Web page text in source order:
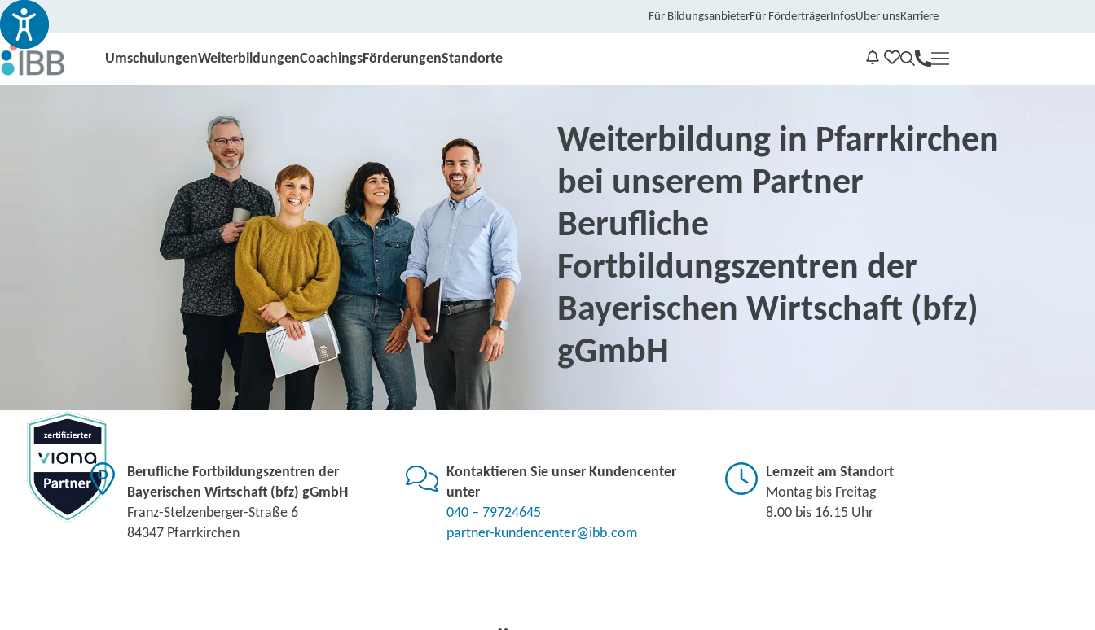
Für BildungsanbieterFür FörderträgerInfosÜber unsKarriere
UmschulungenWeiterbildungenCoachingsFörderungenStandorte
Kontakt
Weiterbildung in Pfarrkirchen
bei unserem Partner
Berufliche
Fortbildungszentren der
Bayerischen Wirtschaft (bfz)
gGmbH
Berufliche Fortbildungszentren der
Bayerischen Wirtschaft (bfz) gGmbH
Franz-Stelzenberger-Straße 6
84347 Pfarrkirchen
Kontaktieren Sie unser Kundencenter
unter
040 – 79724645
partner-kundencenter@ibb.com
Lernzeit am Standort
Montag bis Freitag
8.00 bis 16.15 Uhr